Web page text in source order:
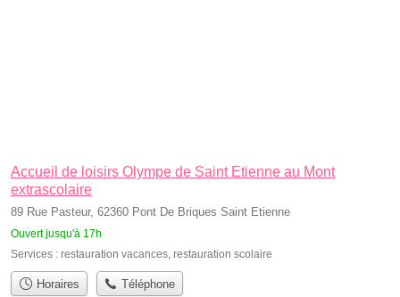
Accueil de loisirs Olympe de Saint Etienne au Mont
extrascolaire
89 Rue Pasteur, 62360 Pont De Briques Saint Etienne
Ouvert jusqu'à 17h
Services : restauration vacances restauration scolaire
Horaires Téléphone